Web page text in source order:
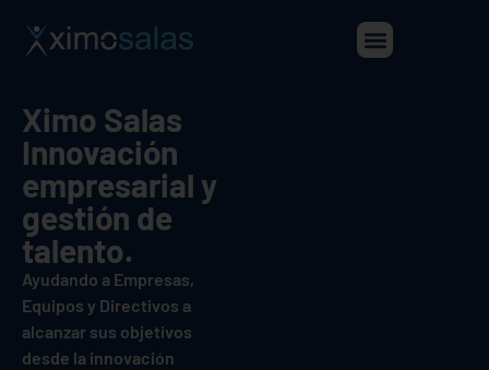
Ximo Salas
Innovación
empresarial y
gestión de
talento.
Ayudando a Empresas,
Equipos y Directivos a
alcanzar sus objetivos
desde la innovación